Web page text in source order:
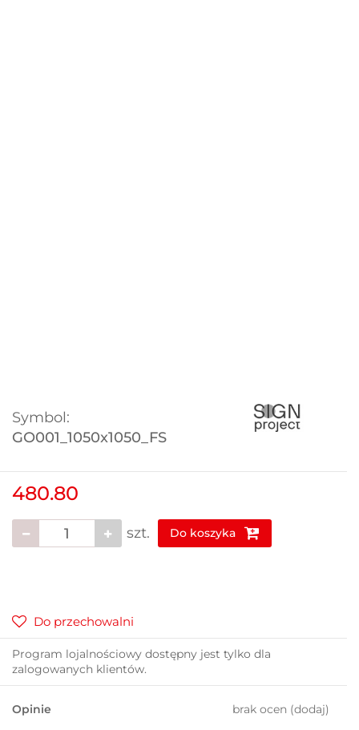
Symbol:
GO001_1050x1050_FS
480.80
szt. Do koszyka
Do przechowalni
Program lojalnościowy dostępny jest tylko dla
zalogowanych klientów.
Opinie brak ocen (dodaj)